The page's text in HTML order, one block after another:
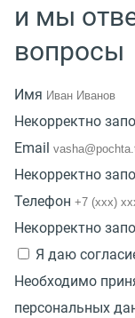
и мы
вопросы
Имя
Некорректно
Email
Некорректно
Телефон
Некорректно
Я даю
Необходимо
персональных